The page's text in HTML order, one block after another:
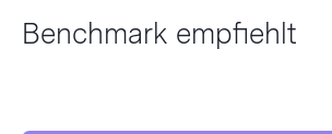
Benchmark empfiehlt